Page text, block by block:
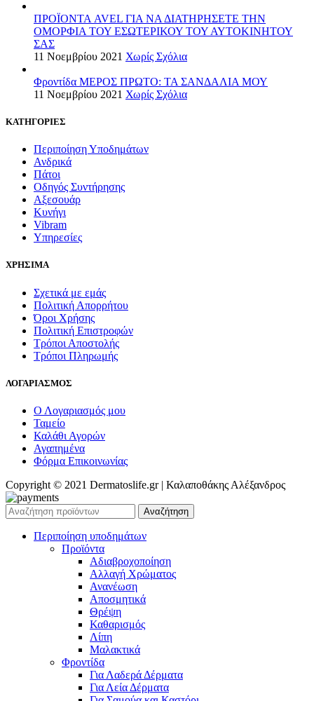
ΠΡΟΪΟΝΤΑ AVEL ΓΙΑ ΝΑ ΔΙΑΤΗΡΗΣΕΤΕ ΤΗΝ
ΟΜΟΡΦΙΑ ΤΟΥ ΕΣΩΤΕΡΙΚΟΥ ΤΟΥ ΑΥΤΟΚΙΝΗΤΟΥ
ΣΑΣ
11 Νοεμβρίου 2021 Χωρίς Σχόλια
Φροντίδα ΜΕΡΟΣ ΠΡΩΤΟ: ΤΑ ΣΑΝΔΑΛΙΑ ΜΟΥ
11 Νοεμβρίου 2021 Χωρίς Σχόλια
ΚΑΤΗΓΟΡΙΕΣ
Περιποίηση Υποδημάτων
Ανδρικά
Πάτοι
Οδηγός Συντήρησης
Αξεσουάρ
Κυνήγι
Vibram
Υπηρεσίες
ΧΡΗΣΙΜΑ
Σχετικά με εμάς
Πολιτική Απορρήτου
Όροι Χρήσης
Πολιτική Επιστροφών
Τρόποι Αποστολής
Τρόποι Πληρωμής
ΛΟΓΑΡΙΑΣΜΟΣ
Ο Λογαριασμός μου
Ταμείο
Καλάθι Αγορών
Αγαπημένα
Φόρμα Επικοινωνίας
Copyright © 2021 Dermatoslife.gr | Καλαποθάκης Αλέξανδρος
Αναζήτηση
Περιποίηση υποδημάτων
Προϊόντα
Αδιαβροχοποίηση
Αλλαγή Χρώματος
Ανανέωση
Αποσμητικά
Θρέψη
Καθαρισμός
Λίπη
Μαλακτικά
Φροντίδα
Για Λαδερά Δέρματα
Για Λεία Δέρματα